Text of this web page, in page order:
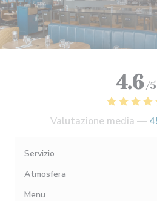
4.6 /5
Valutazione media —
Servizio
Atmosfera
Menu